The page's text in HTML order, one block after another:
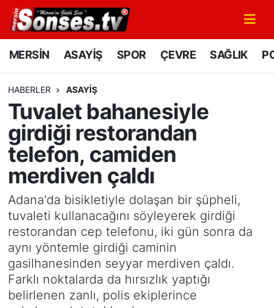
MERSİN ASAYİŞ SPOR ÇEVRE SAĞLIK
HABERLER ASAYİŞ
Tuvalet bahanesiyle
girdiği restorandan
telefon, camiden
merdiven çaldı
Adana'da bisikletiyle dolaşan bir şüpheli,
tuvaleti kullanacağını söyleyerek girdiği
restorandan cep telefonu, iki gün sonra da
aynı yöntemle girdiği caminin
gasilhanesinden seyyar merdiven çaldı.
Farklı noktalarda da hırsızlık yaptığı
belirlenen zanlı, polis ekiplerince
MERSİN
SPOR
GÜNÜN MANŞETİ
DÜNYA
KÜLTÜR - SANAT
MAGAZİN
SAĞLIK
Siyaset
Mersin Nöbetçi Eczaneler
Mersin Namaz Vakitleri
Mersin Trafik Yoğunluk Haritası
Süper Lig Puan Durumu ve Fikstür
Tüm Manşetler
Son Dakika Haberleri
Haber Arşivi